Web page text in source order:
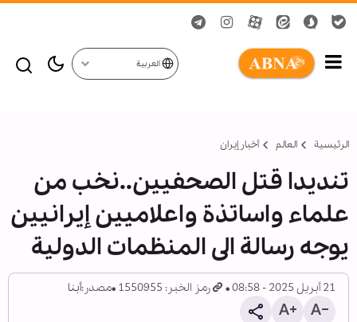
العربية
الرئيسية العالم أخبار إيران
تنديدا قتل الصحفيين..نخب من
علماء واساتذة واعلاميين إيرانيين
يوجه رسالة الى المنظمات الدولية
21 أبريل 2025 - 08:58 رمز الخبر: 1550955 مصدر:أبنا